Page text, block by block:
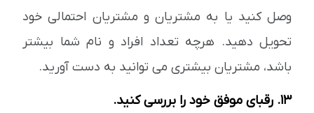
وصل کنید یا به مشتریان و مشتریان احتمالی خود
تحویل دهید. هرچه تعداد افراد و نام شما بیشتر
باشد، مشتریان بیشتری می توانید به دست آورید.
13. رقبای موفق خود را بررسی کنید.